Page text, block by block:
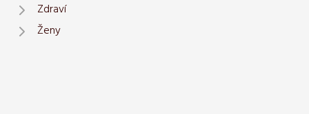
Zdraví
Ženy